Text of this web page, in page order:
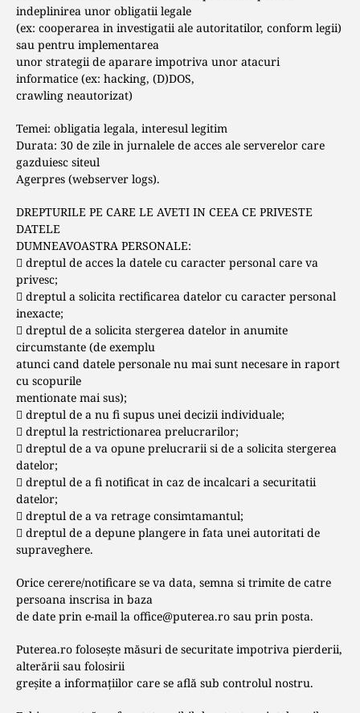
indeplinirea unor obligatii legale
(ex: cooperarea in investigatii ale autoritatilor, conform legii)
sau pentru implementarea
unor strategii de aparare impotriva unor atacuri
informatice (ex: hacking, (D)DOS,
crawling neautorizat)
Temei: obligatia legala, interesul legitim
Durata: 30 de zile in jurnalele de acces ale serverelor care
gazduiesc siteul
Agerpres (webserver logs).
DREPTURILE PE CARE LE AVETI IN CEEA CE PRIVESTE
DATELE
DUMNEAVOASTRA PERSONALE:
 dreptul de acces la datele cu caracter personal care va
privesc;
 dreptul a solicita rectificarea datelor cu caracter personal
inexacte;
 dreptul de a solicita stergerea datelor in anumite
circumstante (de exemplu
atunci cand datele personale nu mai sunt necesare in raport
cu scopurile
mentionate mai sus);
 dreptul de a nu fi supus unei decizii individuale;
 dreptul la restrictionarea prelucrarilor;
 dreptul de a va opune prelucrarii si de a solicita stergerea
datelor;
 dreptul de a fi notificat in caz de incalcari a securitatii
datelor;
 dreptul de a va retrage consimtamantul;
 dreptul de a depune plangere in fata unei autoritati de
supraveghere.
Orice cerere/notificare se va data, semna si trimite de catre
persoana inscrisa in baza
de date prin e-mail la office@puterea.ro sau prin posta.
Puterea.ro foloseşte măsuri de securitate impotriva pierderii,
alterării sau folosirii
greşite a informaţiilor care se află sub controlul nostru.